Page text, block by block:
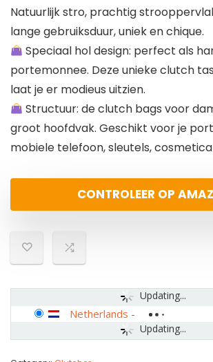
Natuurlijk stro, prachtig
lange gebruiksduur, uniek en chique.
Speciaal hol design: perfect als
portemonnee. Deze unieke clutch
laat je er modieus uitzien.
Structuur: de clutch bags voor
groot hoofdvak. Geschikt voor je
mobiele telefoon, sleutels, cosmetica
CONTROLEER OP
Updating...
Updating...
Netherlands -